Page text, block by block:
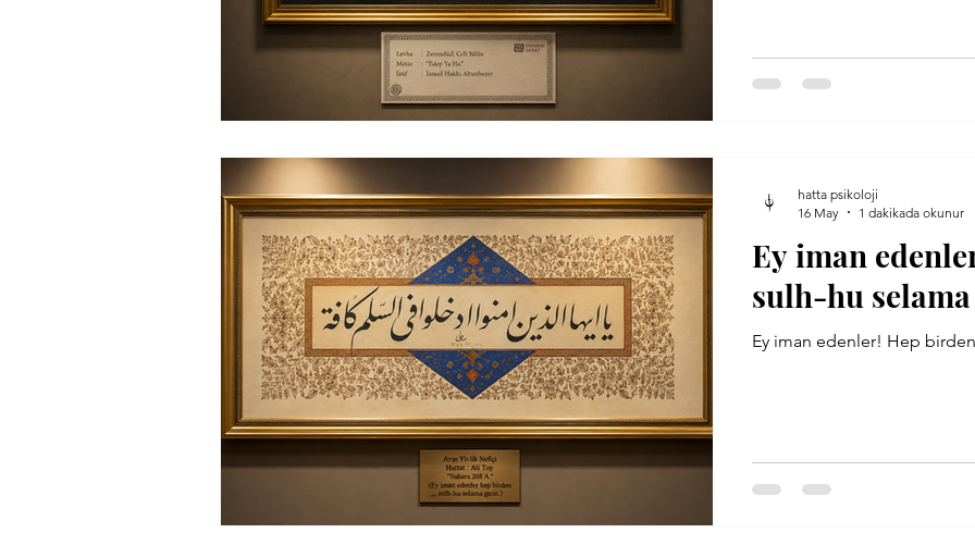
Hanife Yiğit Alpaydın Nadir Tatar Prof. Dr. Paul Bloom
Hz. Muhammed Ceyhun Oydem Ayet
Ey iman
sulh-hu
Ey iman edenler! Hep
hatta psikoloji
16 May
1 dakikada okunur